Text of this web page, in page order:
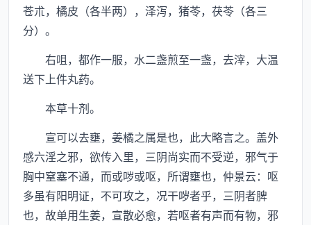
苍朮，橘皮（各半两），泽泻，猪苓，茯苓（各三
分）。
右咀，都作一服，水二盏煎至一盏，去滓，大温
送下上件丸药。
本草十剂。
宣可以去壅，姜橘之属是也，此大略言之。盖外
感六淫之邪，欲传入里，三阴尚实而不受逆，邪气于
胸中窒塞不通，而或哕或呕，所谓壅也，仲景云：呕
多虽有阳明证，不可攻之，况干哕者乎，三阴者脾
也，故单用生姜，宣散必愈，若呕者有声而有物，邪